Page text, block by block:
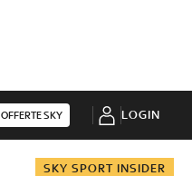
OFFERTE SKY LOGIN
SKY SPORT INSIDER